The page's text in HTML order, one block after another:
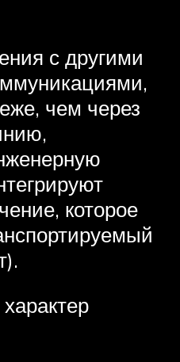
с другими
чем через
которое